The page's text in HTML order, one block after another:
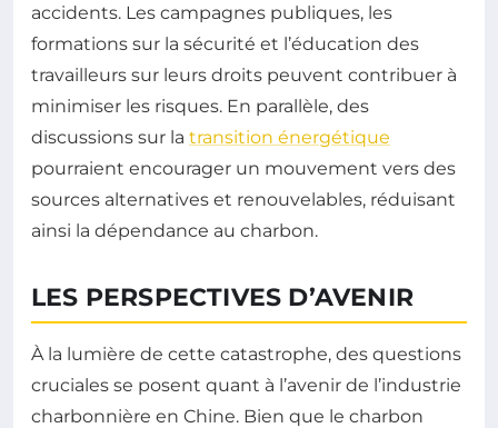
accidents. Les campagnes publiques, les
formations sur la sécurité et l’éducation des
travailleurs sur leurs droits peuvent contribuer à
minimiser les risques. En parallèle, des
discussions sur la transition énergétique
pourraient encourager un mouvement vers des
sources alternatives et renouvelables, réduisant
ainsi la dépendance au charbon.
LES PERSPECTIVES D’AVENIR
À la lumière de cette catastrophe, des questions
cruciales se posent quant à l’avenir de l’industrie
charbonnière en Chine. Bien que le charbon